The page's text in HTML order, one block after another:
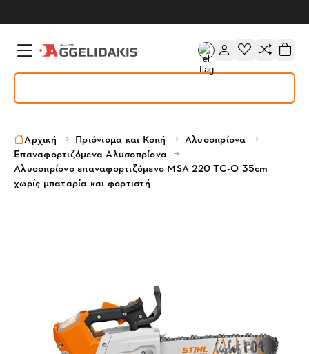
Αρχική Πριόνισμα και Κοπή
Αλυσοπρίονα
Επαναφορτιζόμενα Αλυσοπρίονα
Αλυσοπρίονο επαναφορτιζόμενο MSA 220 TC-O 35cm
χωρίς μπαταρία και φορτιστή